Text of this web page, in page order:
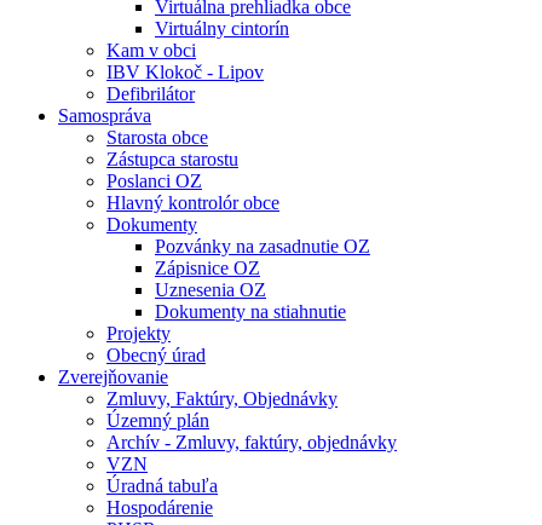
Virtuálna prehliadka obce
Virtuálny cintorín
Kam v obci
IBV Klokoč - Lipov
Defibrilátor
Samospráva
Starosta obce
Zástupca starostu
Poslanci OZ
Hlavný kontrolór obce
Dokumenty
Pozvánky na zasadnutie OZ
Zápisnice OZ
Uznesenia OZ
Dokumenty na stiahnutie
Projekty
Obecný úrad
Zverejňovanie
Zmluvy, Faktúry, Objednávky
Územný plán
Archív - Zmluvy, faktúry, objednávky
VZN
Úradná tabuľa
Hospodárenie